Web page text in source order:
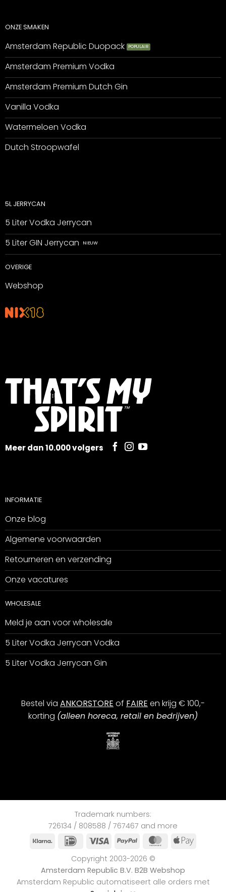
ONZE SMAKEN
Amsterdam Republic Duopack
Amsterdam Premium Vodka
Amsterdam Premium Dutch Gin
Vanilla Vodka
Watermeloen Vodka
Dutch Stroopwafel
5L JERRYCAN
5 Liter Vodka Jerrycan
5 Liter GIN Jerrycan
OVERIGE
Webshop
Meer dan 10.000 volgers
INFORMATIE
Onze blog
Algemene voorwaarden
Retourneren en verzending
Onze vacatures
WHOLESALE
Meld je aan voor wholesale
5 Liter Vodka Jerrycan Vodka
5 Liter Vodka Jerrycan Gin
Bestel via ANKORSTORE of FAIRE en krijg € 100,-
korting (alleen horeca, retail en bedrijven)
Trademark numbers:
726134 / 808588 / 767467 and more
Klarna
iDEAL Visa PayPal MasterCard
Apple
Copyright 2003-2026 ©
Amsterdam Republic B.V. B2B Webshop
Amsterdam Republic automatiseert alle orders met